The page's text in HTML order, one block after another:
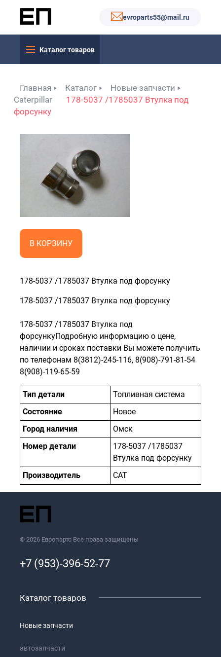
evroparts55@mail.ru
Каталог товаров
Главная Каталог
Новые запчасти
Caterpillar
178-5037 /1785037 Втулка под
форсунку
В КОРЗИНУ
178-5037 /1785037 Втулка под форсунку
178-5037 /1785037 Втулка под форсунку
178-5037 /1785037 Втулка под
форсункуПодробную информацию о цене,
наличии и сроках поставки Вы можете получить
по телефонам 8(3812)-245-116, 8(908)-791-81-54
8(908)-119-65-59
Тип детали
Топливная система
Состояние
Новое
Город наличия
Омск
Номер детали
178-5037 /1785037
Втулка под форсунку
Производитель
САТ
© 2026 Европартс Все права защищены
+7 (953)-396-52-77
Каталог товаров
Новые запчасти
автозапчасти